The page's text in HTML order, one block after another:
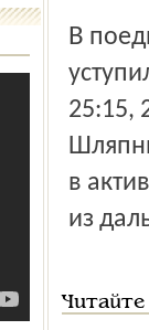
В поединке против клуба «Югра-Саматлор» ярославцы
25:15,
в
из